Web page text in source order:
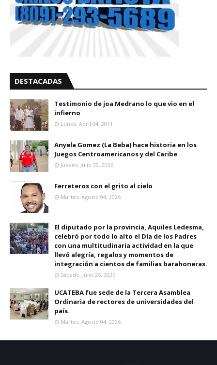
DESTACADAS
Testimonio de joa Medrano lo que vio en el
infierno
Lunes, Abril 04, 2011
Anyela Gomez (La Beba) hace historia en los
Juegos Centroamericanos y del Caribe
Jueves, Julio 30, 2026
Ferreteros con el grito al cielo
Martes, Agosto 04, 2026
El diputado por la provincia, Aquiles Ledesma,
celebró por todo lo alto el Día de los Padres
con una multitudinaria actividad en la que
llevó alegría, regalos y momentos de
integración a cientos de familias barahoneras.
Sábado, Julio 25, 2026
UCATEBA fue sede de la Tercera Asamblea
Ordinaria de rectores de universidades del
país.
Martes, Agosto 04, 2026